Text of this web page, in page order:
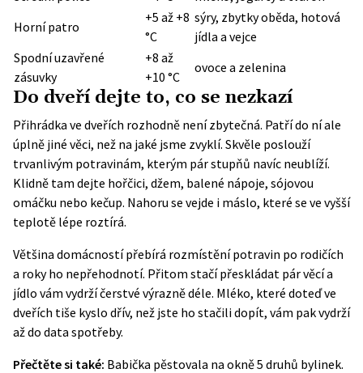
Horní patro
+5 až +8
°C
sýry, zbytky oběda, hotová
jídla a vejce
Spodní uzavřené
zásuvky
+8 až
+10 °C
ovoce a zelenina
Do dveří dejte to, co se nezkazí
Přihrádka ve dveřích rozhodně není zbytečná. Patří do ní ale
úplně jiné věci, než na jaké jsme zvyklí. Skvěle poslouží
trvanlivým potravinám, kterým pár stupňů navíc neublíží.
Klidně tam dejte hořčici, džem, balené nápoje, sójovou
omáčku nebo kečup. Nahoru se vejde i máslo, které se ve vyšší
teplotě lépe roztírá.
Většina domácností přebírá rozmístění potravin po rodičích
a roky ho nepřehodnotí. Přitom stačí přeskládat pár věcí a
jídlo vám vydrží čerstvé výrazně déle. Mléko, které doteď ve
dveřích tiše kyslo dřív, než jste ho stačili dopít, vám pak vydrží
až do data spotřeby.
Přečtěte si také: Babička pěstovala na okně 5 druhů bylinek.